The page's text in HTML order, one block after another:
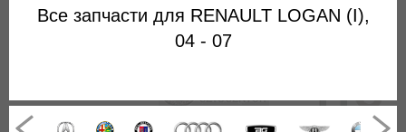
Все запчасти для RENAULT LOGAN (I),
04 - 07